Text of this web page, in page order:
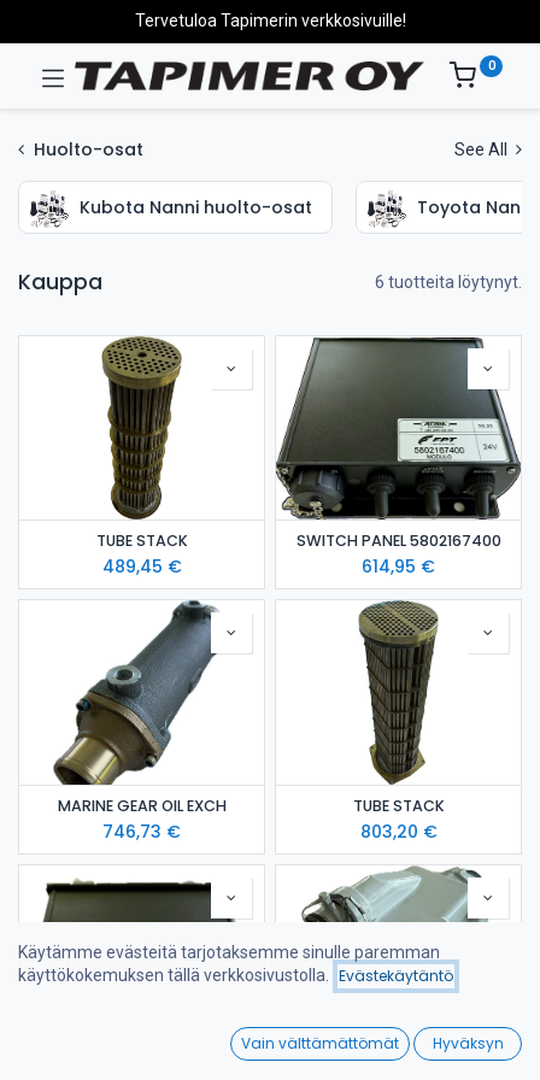
Suodattimet
Hinta - alhaisesta
korkeimpaan
Wishlist
Tervetuloa Tapimerin verkkosivuille!
0
Huolto-osat See All
Kubota Nanni huolto-osat Toyota
Kauppa 6 tuotteita löytynyt.
TUBE STACK
489,45 €
SWITCH PANEL 5802167400
614,95 €
MARINE GEAR OIL EXCH
746,73 €
TUBE STACK
803,20 €
Käytämme evästeitä tarjotaksemme sinulle paremman
käyttökokemuksen tällä verkkosivustolla.
Evästekäytäntö
Vain välttämättömät Hyväksyn